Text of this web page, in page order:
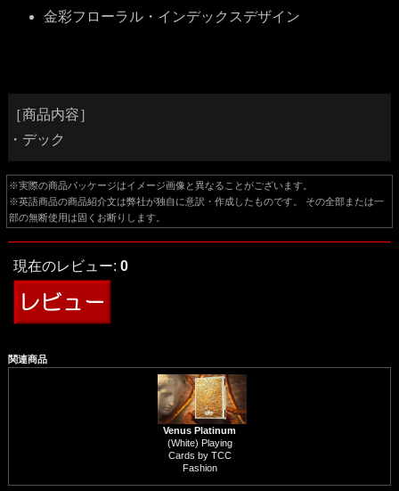
金彩フローラル・インデックスデザイン
［商品内容］
・デック
※実際の商品パッケージはイメージ画像と異なることがございます。
※英語商品の商品紹介文は弊社が独自に意訳・作成したものです。 その全部または一
部の無断使用は固くお断りします。
現在のレビュー: 0
関連商品
Venus Platinum
(White) Playing
Cards by TCC
Fashion